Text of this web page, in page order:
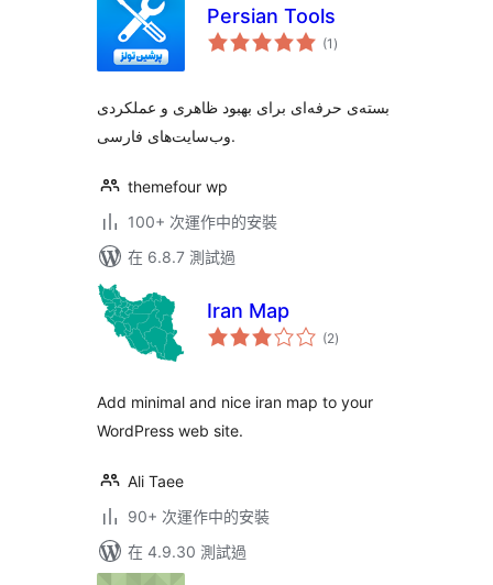
Persian Tools
(1 總
評)
بسته‌ی حرفه‌ای برای بهبود ظاهری و عملکردی
وب‌سایت‌های فارسی.
themefour wp
100+ 次運作中的安裝
在 6.8.7 測試過
Iran Map
(2總
評)
Add minimal and nice iran map to your
WordPress web site.
Ali Taee
90+ 次運作中的安裝
在 4.9.30 測試過